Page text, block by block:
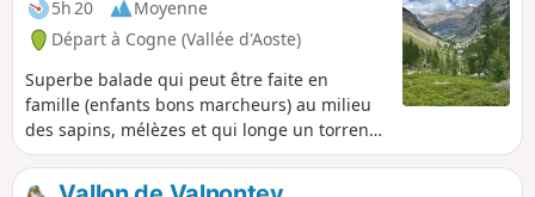
5h 20
Moyenne
Départ à Cogne (Vallée d'Aoste)
Superbe balade qui peut être faite en
famille (enfants bons marcheurs) au milieu
des sapins, mélèzes et qui longe un torrent.
Vue sur le glacier superbe. (!) Un utilisateur
signale le 04 juillet 2025 :> première partie